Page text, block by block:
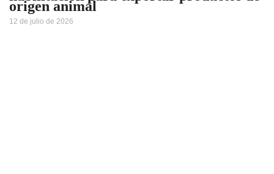
origen animal
12 de julio de 2026